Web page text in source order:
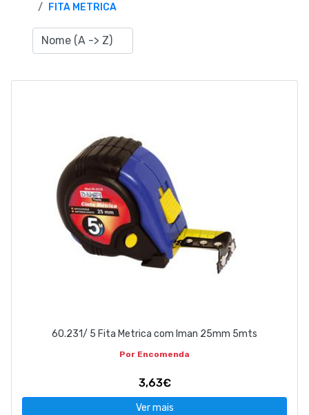
263 710 898 geral@luxivo.pt
FITA METRICA
60.231/ 5 Fita Metrica com Iman 25mm 5mts
Por Encomenda
3,63€
Ver mais